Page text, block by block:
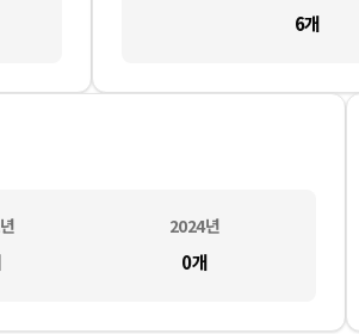
6개
년 2024년
0개